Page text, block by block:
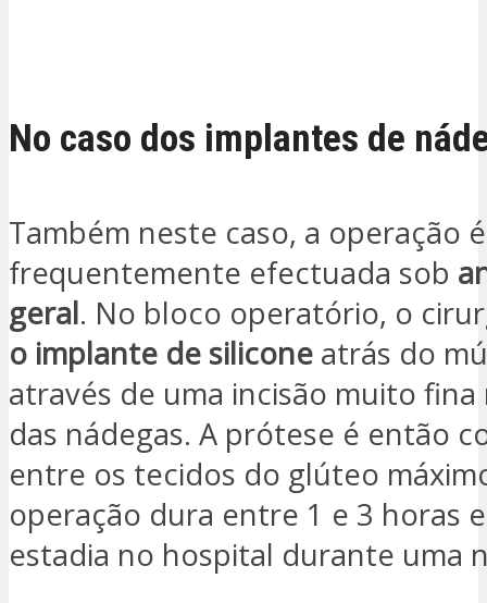
No caso dos implantes de
Também neste caso, a operação é
frequentemente efectuada sob
geral. No bloco operatório, o
o implante de silicone atrás do
através de uma incisão muito fina
das nádegas. A prótese é então
entre os tecidos do glúteo
operação dura entre 1 e 3 horas
estadia no hospital durante uma